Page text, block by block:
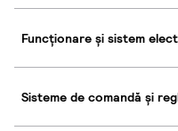
Funcționare și sistem
Sisteme de comandă și